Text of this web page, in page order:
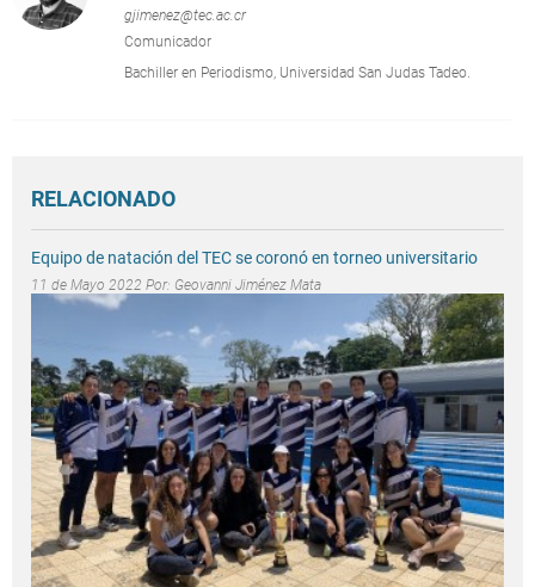
gjimenez@tec.ac.cr
Comunicador
Bachiller en Periodismo, Universidad San Judas Tadeo.
RELACIONADO
Equipo de natación del TEC se coronó en torneo universitario
11 de Mayo 2022 Por: Geovanni Jiménez Mata